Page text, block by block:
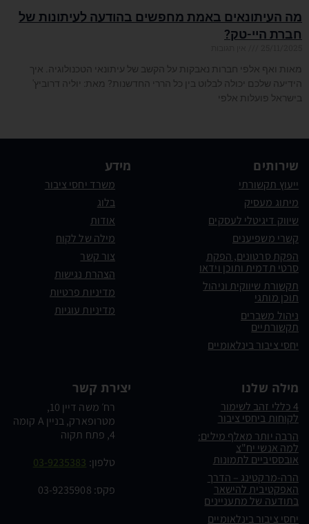
מה העיתונאים באמת מחפשים בהודעה לעיתונות של
חברת היי-טק?
מאות ואף אלפי חברות נאבקות על הקשב של עיתונאי הטכנולוגיה. איך
הידיעה שלכם יכולה לבלוט בין כל הררי החדשנות? מאת: יוליה דרוביץ'
בישראל פועלות אלפי
שירותים
ייעוץ תקשורתי
מיתוג מעסיק
שיווק דיגיטלי לעסקים
קשרי משפיענים
הפקת סרטונים, הפקת
סרטי תדמית ותוכן וידאו
תקשורת שיווקית וניהול
תוכן מותגי
ניהול משברים
תקשורתיים
יחסי ציבור בינלאומיים
מידע
משרד יחסי ציבור
בלוג
אודות
מילה של לקוח
צור קשר
הצהרת נגישות
מדיניות פרטיות
מדיניות עוגיות
מילה שלנו
4 כללי זהב לשימור
לקוחות ביחסי ציבור
הרבה יותר מאלף מילים:
למה אנשי יח"צ
אובססיביים לתמונות
הרה-מרקטינג – הדרך
האפקטיבית להישאר
בתודעה של מתעניינים
יחסי ציבור בינלאומיים
יצירת קשר
רח׳ משה דיין 10,
מטרופארק, בניין A קומה
4, פתח תקוה
טלפון: 03-9235383
פקס: 03-9235908